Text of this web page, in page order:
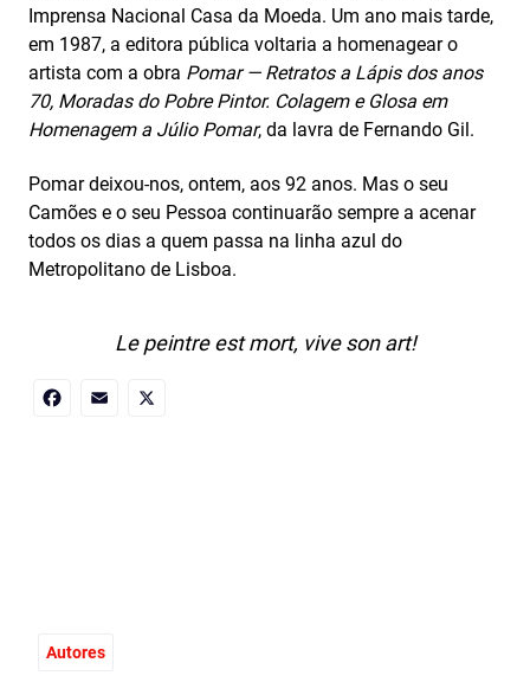
Imprensa Nacional Casa da Moeda. Um ano mais tarde,
em 1987, a editora pública voltaria a homenagear o
artista com a obra Pomar — Retratos a Lápis dos anos
70, Moradas do Pobre Pintor. Colagem e Glosa em
Homenagem a Júlio Pomar, da lavra de Fernando Gil.
Pomar deixou-nos, ontem, aos 92 anos. Mas o seu
Camões e o seu Pessoa continuarão sempre a acenar
todos os dias a quem passa na linha azul do
Metropolitano de Lisboa.
Le peintre est mort, vive son art!
Autores